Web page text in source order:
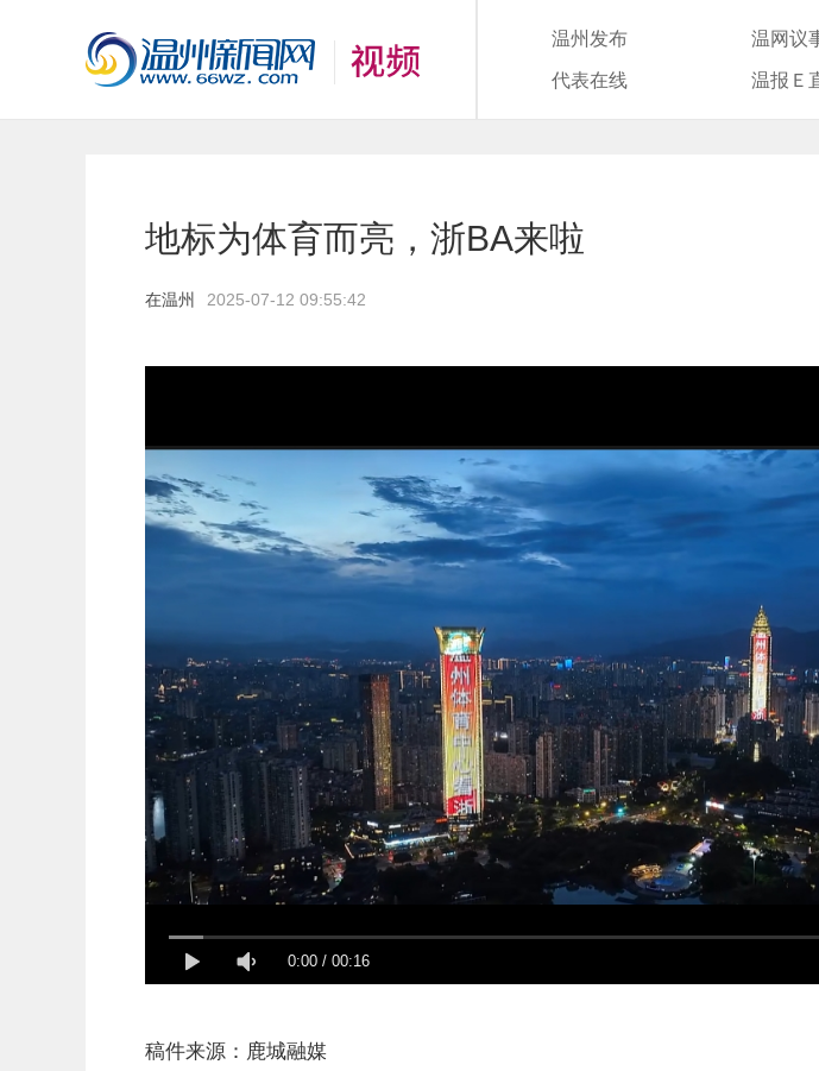
温州发布 温网议
代表在线 温报Ｅ
地标为体育而亮，浙BA来啦
在温州 2025-07-12 09:55:42
0:00 / 00:16
稿件来源：鹿城融媒